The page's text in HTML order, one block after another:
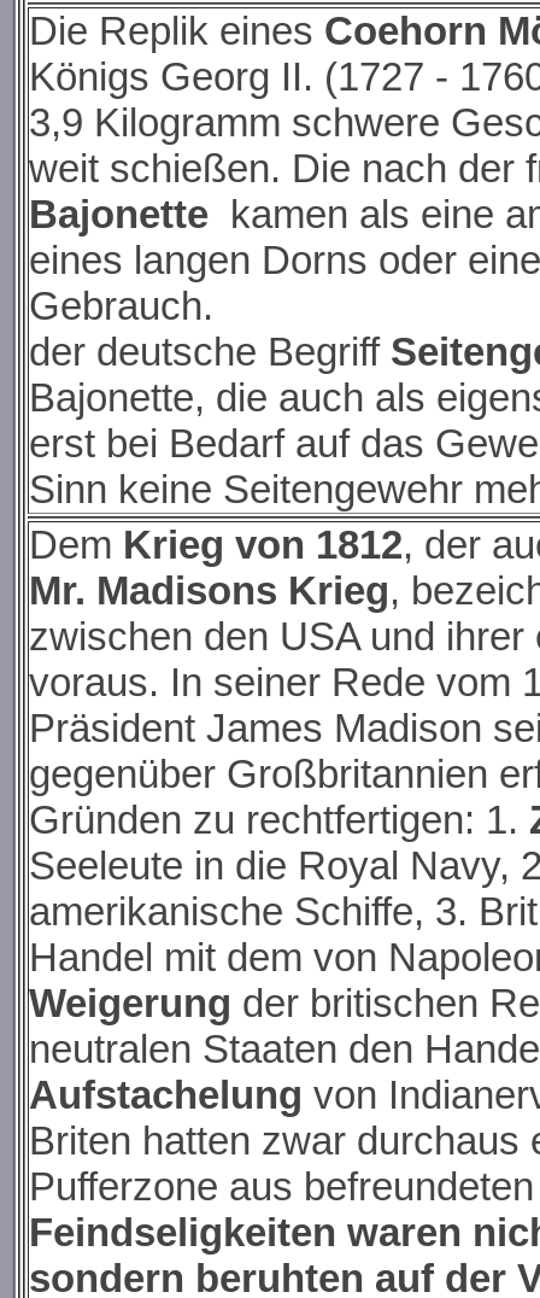
Die Replik eines Coehorn
Königs Georg II. (1727 -
3,9 Kilogramm schwere
weit schießen. Die nach der
Bajonette kamen als eine
eines langen Dorns oder
Gebrauch.
der deutsche Begriff
Bajonette, die auch als
erst bei Bedarf auf das
Sinn keine Seitengewehr
Dem Krieg von 1812, der
Mr. Madisons Krieg,
zwischen den USA und
voraus. In seiner Rede vom
Präsident James Madison
gegenüber Großbritannien
Gründen zu rechtfertigen: 1.
Seeleute in die Royal Navy,
amerikanische Schiffe, 3.
Handel mit dem von
Weigerung der britischen
neutralen Staaten den
Aufstachelung von
Briten hatten zwar durchaus
Pufferzone aus
Feindseligkeiten waren
sondern beruhten auf der